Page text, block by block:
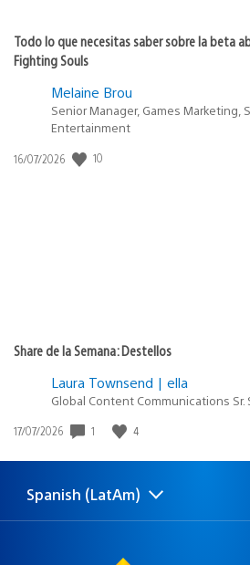
Todo lo que necesitas saber sobre la beta
Fighting Souls
Melaine Brou
Senior Manager, Games Marketing,
Entertainment
Fecha
16/07/2026 10
Share de la Semana: Destellos
Laura Townsend | ella
Global Content Communications Sr.
Fecha
publicación:
17/07/2026 1 4
Elige
una
Región
actual:
Spanish (LatAm)